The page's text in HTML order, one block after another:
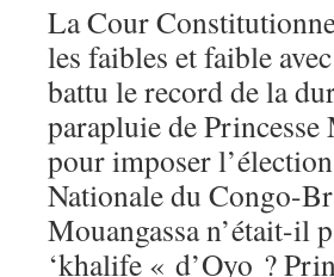
La Cour
les faibles et faible
battu le record de la
parapluie de Princesse
pour imposer
Nationale du Congo-
Mouangassa n’était-il
‘khalife « d’Oyo ?